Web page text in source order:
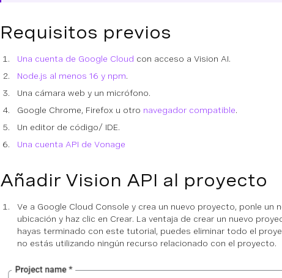
Requisitos previos
Una cuenta de Google Cloud con acceso a Vision AI.
Node.js al menos 16 y npm.
Una cámara web y un micrófono.
Google Chrome, Firefox u otro navegador compatible.
Un editor de código/ IDE.
Una cuenta API de Vonage
Añadir Vision API al proyecto
Ve a Google Cloud Console y crea un nuevo proyecto, ponle un
ubicación y haz clic en Crear. La ventaja de crear un nuevo
hayas terminado con este tutorial, puedes eliminar todo el
no estás utilizando ningún recurso relacionado con el proyecto.